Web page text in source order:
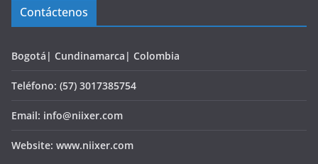
Contáctenos
Bogotá| Cundinamarca| Colombia
Teléfono: (57) 3017385754
Email: info@niixer.com
Website: www.niixer.com